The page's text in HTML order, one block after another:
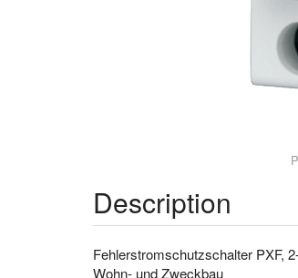
Description
Fehlerstromschutzschalter PXF,
Wohn- und Zweckbau